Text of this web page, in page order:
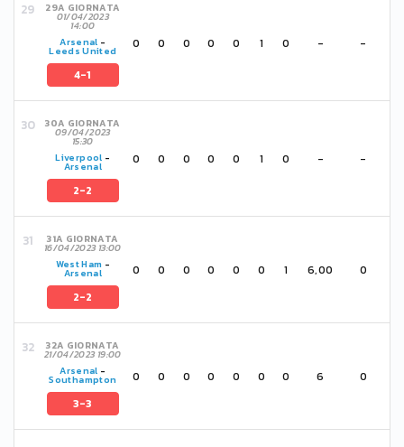
29A GIORNATA
01/04/2023
14:00
Arsenal -
Leeds United
4-1
0 0 0 0 0 1 0 - -
30A GIORNATA
09/04/2023
15:30
Liverpool -
Arsenal
2-2
0 0 0 0 0 1 0 - -
31A GIORNATA
16/04/2023 13:00
West Ham -
Arsenal
2-2
0 0 0 0 0 0 1 6,00 0
32A GIORNATA
21/04/2023 19:00
Arsenal -
Southampton
3-3
0 0 0 0 0 0 0 6 0